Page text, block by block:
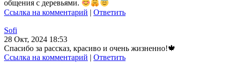
общения с деревьями.
Ссылка на комментарий | Ответить
Sofi
28 Окт, 2024 18:53
Спасибо за рассказ, красиво и очень жизненно!🍁
Ссылка на комментарий | Ответить